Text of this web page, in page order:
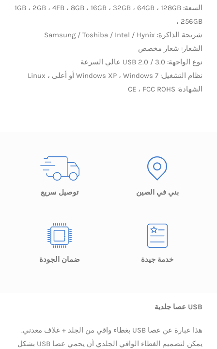
السعة: 1GB ، 2GB ، 4FB ، 8GB ، 16GB ، 32GB ، 64GB ، 128GB
، 256GB
شريحة الذاكرة: Samsung / Toshiba / Intel / Hynix
الشعار: شعار مخصص
نوع الواجهة: USB 2.0 / 3.0 عالي السرعة
نظام التشغيل: Windows XP ، Windows 7 أو أعلى ، Linux
الشهادة: CE ، FCC ROHS
بني في الصين توصيل سريع
خدمة جيدة ضمان الجودة
USB عصا جلدية
هذا عبارة عن عصا USB بغطاء واقي من الجلد + غلاف معدني.
يمكن لتصميم الغطاء الواقي الجلدي أن يحمي عصا USB بشكل